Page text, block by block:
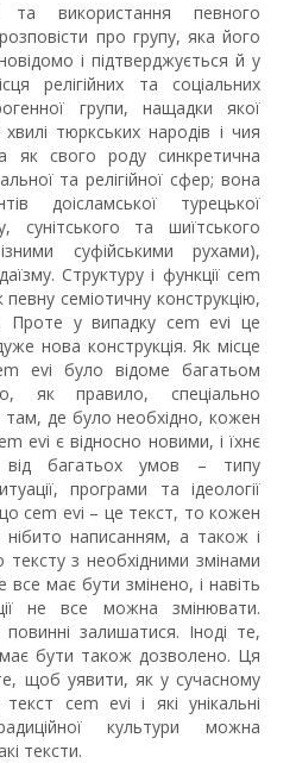
та використання певного
про групу, яка його
і підтверджується й у
релігійних та соціальних
групи, нащадки якої
тюркських народів і чия
як свого роду синкретична
та релігійної сфер; вона
доісламської турецької
сунітського та шиїтського
суфійськими рухами),
Структуру і функції cem
семіотичну конструкцію,
Проте у випадку cem evi це
нова конструкція. Як місце
evi було відоме багатьом
як правило, спеціально
там, де було необхідно, кожен
evi є відносно новими, і їхнє
від багатьох умов – типу
програми та ідеології
cem evi – це текст, то кожен
написанням, а також і
з необхідними змінами
має бути змінено, і навіть
не все можна змінювати.
залишатися. Іноді те,
бути також дозволено. Ця
щоб уявити, як у сучасному
cem evi і які унікальні
культури можна
тексти.